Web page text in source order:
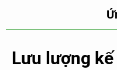
Lưu lượng